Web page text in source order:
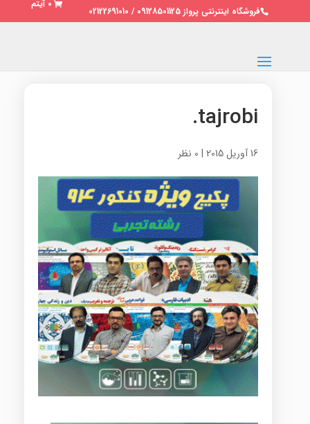
فروشگاه اینترنتی پرواز 09128501125 / 02122691010
0 آیتم
tajrobi.
16 آوریل 2015 | 0 نظر